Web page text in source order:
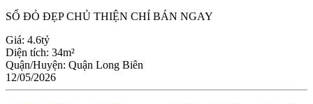
SỔ ĐỎ ĐẸP CHỦ THIỆN CHÍ BÁN NGAY
Giá: 4.6tỷ
Diện tích: 34m²
Quận/Huyện: Quận Long Biên
12/05/2026